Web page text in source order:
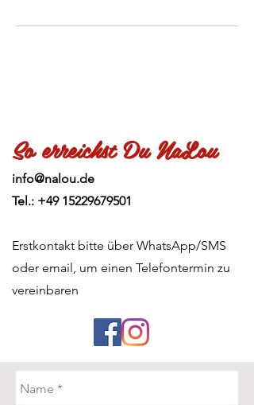
So erreichst Du NaLou
info@nalou.de
Tel.: +49 15229679501
Erstkontakt bitte über WhatsApp/SMS
oder email, um einen Telefontermin zu
vereinbaren